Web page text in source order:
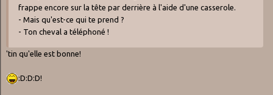
frappe encore sur la tête par derrière à l'aide d'une casserole.
- Mais qu'est-ce qui te prend ?
- Ton cheval a téléphoné !
'tin qu'elle est bonne!
:D:D:D!